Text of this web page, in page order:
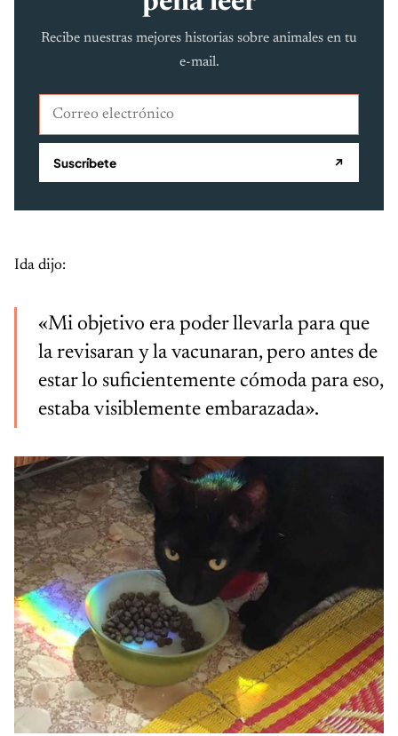
Recibe nuestras mejores historias sobre animales en tu
e-mail.
Correo electrónico
Suscríbete ↗
Ida dijo:
«Mi objetivo era poder llevarla para que
la revisaran y la vacunaran, pero antes de
estar lo suficientemente cómoda para eso,
estaba visiblemente embarazada».